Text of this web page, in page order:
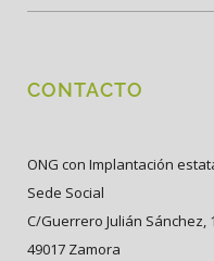
CONTACTO
ONG con Implantación
Sede Social
C/Guerrero Julián Sánchez, 1
49017 Zamora